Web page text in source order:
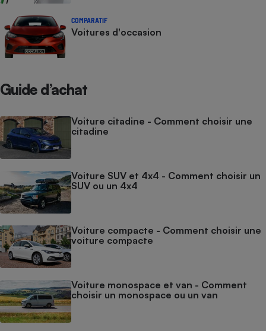
COMPARATIF
Voitures d'occasion
Guide d’achat
Voiture citadine - Comment choisir une
citadine
Voiture SUV et 4x4 - Comment choisir un
SUV ou un 4x4
Voiture compacte - Comment choisir une
voiture compacte
Voiture monospace et van - Comment
choisir un monospace ou un van